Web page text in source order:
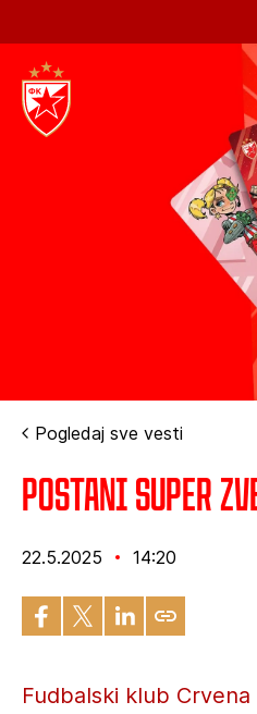
Pogledaj sve vesti
Postani Super
22.5.2025 14:20
Fudbalski klub